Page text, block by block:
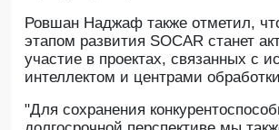
Ровшан Наджаф также отметил,
этапом развития SOCAR станет
участие в проектах, связанных с
интеллектом и центрами
"Для сохранения